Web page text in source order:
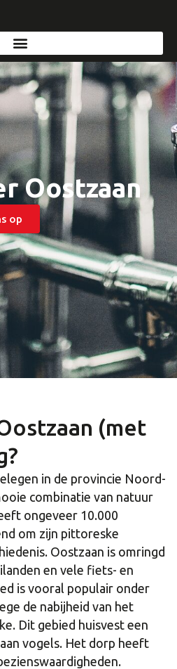
Oostzaan
op
(met
in de provincie Noord-
combinatie van natuur
ongeveer 10.000
om zijn pittoreske
Oostzaan is omringd
en vele fiets- en
is vooral populair onder
de nabijheid van het
Dit gebied huisvest een
vogels. Het dorp heeft